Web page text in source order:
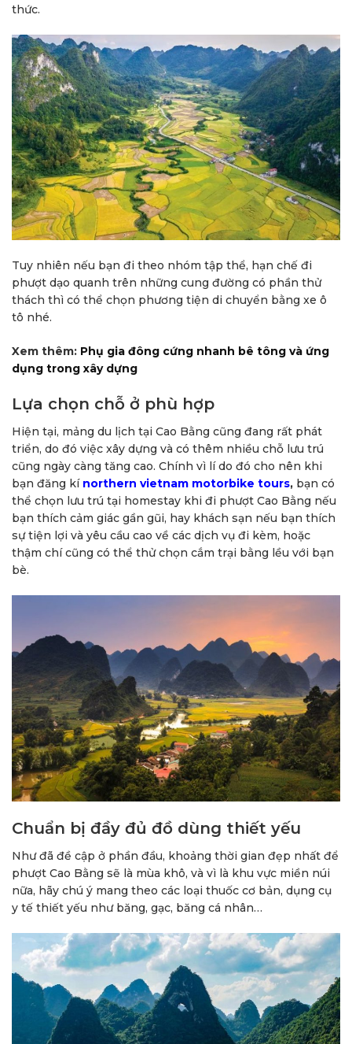
thức.
Tuy nhiên nếu bạn đi theo nhóm tập thể, hạn chế đi
phượt dạo quanh trên những cung đường có phần thử
thách thì có thể chọn phương tiện di chuyển bằng xe ô
tô nhé.
Xem thêm: Phụ gia đông cứng nhanh bê tông và ứng
dụng trong xây dựng
Lựa chọn chỗ ở phù hợp
Hiện tại, mảng du lịch tại Cao Bằng cũng đang rất phát
triển, do đó việc xây dựng và có thêm nhiều chỗ lưu trú
cũng ngày càng tăng cao. Chính vì lí do đó cho nên khi
bạn đăng kí northern vietnam motorbike tours, bạn có
thể chọn lưu trú tại homestay khi đi phượt Cao Bằng nếu
bạn thích cảm giác gần gũi, hay khách sạn nếu bạn thích
sự tiện lợi và yêu cầu cao về các dịch vụ đi kèm, hoặc
thậm chí cũng có thể thử chọn cắm trại bằng lều với bạn
bè.
Chuẩn bị đầy đủ đồ dùng thiết yếu
Như đã đề cập ở phần đầu, khoảng thời gian đẹp nhất để
phượt Cao Bằng sẽ là mùa khô, và vì là khu vực miền núi
nữa, hãy chú ý mang theo các loại thuốc cơ bản, dụng cụ
y tế thiết yếu như băng, gạc, băng cá nhân…